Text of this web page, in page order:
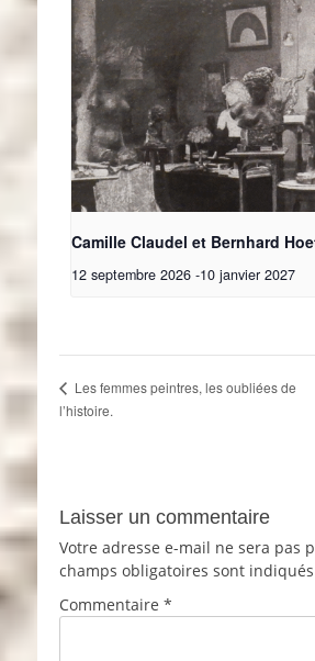
Camille Claudel et Bernhard
12 septembre 2026 -10 janvier 2027
Les femmes peintres, les oubliées de
l’histoire.
Laisser un commentaire
Votre adresse e-mail ne sera pas
champs obligatoires sont indiqués
Commentaire *